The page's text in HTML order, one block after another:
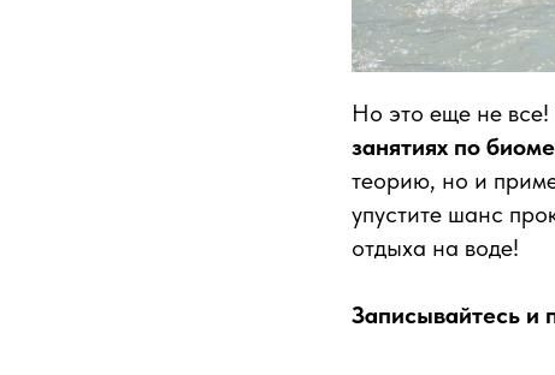
Но это еще не все!
занятиях по
теорию, но и
упустите шанс
отдыха на воде!
Записывайтесь и